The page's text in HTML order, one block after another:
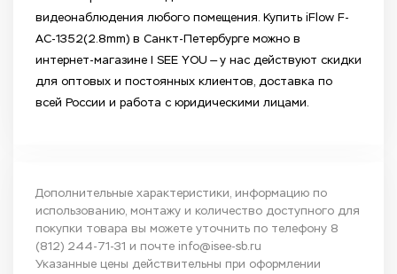
видеонаблюдения любого помещения. Купить iFlow F-
AC-1352(2.8mm) в Санкт-Петербурге можно в
интернет-магазине I SEE YOU — у нас действуют скидки
для оптовых и постоянных клиентов, доставка по
всей России и работа с юридическими лицами.
Дополнительные характеристики, информацию по
использованию, монтажу и количество доступного для
покупки товара вы можете уточнить по телефону 8
(812) 244-71-31 и почте info@isee-sb.ru
Указанные цены действительны при оформлении